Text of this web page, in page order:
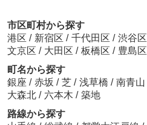
市区町村から探す
港区 / 新宿区 / 千代田区 / 渋谷区
文京区 / 大田区 / 板橋区 / 豊島区
町名から探す
銀座 / 赤坂 / 芝 / 浅草橋 / 南青山
大森北 / 六本木 / 築地
路線から探す